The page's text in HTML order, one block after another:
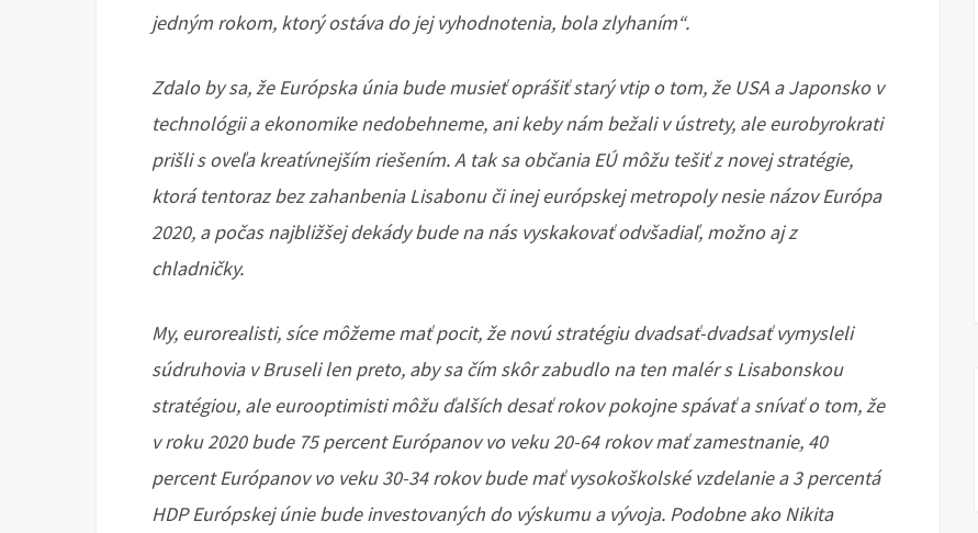
jedným rokom, ktorý ostáva do jej vyhodnotenia, bola zlyhaním“.
Zdalo by sa, že Európska únia bude musieť oprášiť starý vtip o tom, že USA a Japonsko v
technológii a ekonomike nedobehneme, ani keby nám bežali v ústrety, ale eurobyrokrati
prišli s oveľa kreatívnejším riešením. A tak sa občania EÚ môžu tešiť z novej stratégie,
ktorá tentoraz bez zahanbenia Lisabonu či inej európskej metropoly nesie názov Európa
2020, a počas najbližšej dekády bude na nás vyskakovať odvšadiaľ, možno aj z
chladničky.
My, eurorealisti, síce môžeme mať pocit, že novú stratégiu dvadsať-dvadsať vymysleli
súdruhovia v Bruseli len preto, aby sa čím skôr zabudlo na ten malér s Lisabonskou
stratégiou, ale eurooptimisti môžu ďalších desať rokov pokojne spávať a snívať o tom, že
v roku 2020 bude 75 percent Európanov vo veku 20-64 rokov mať zamestnanie, 40
percent Európanov vo veku 30-34 rokov bude mať vysokoškolské vzdelanie a 3 percentá
HDP Európskej únie bude investovaných do výskumu a vývoja. Podobne ako Nikita